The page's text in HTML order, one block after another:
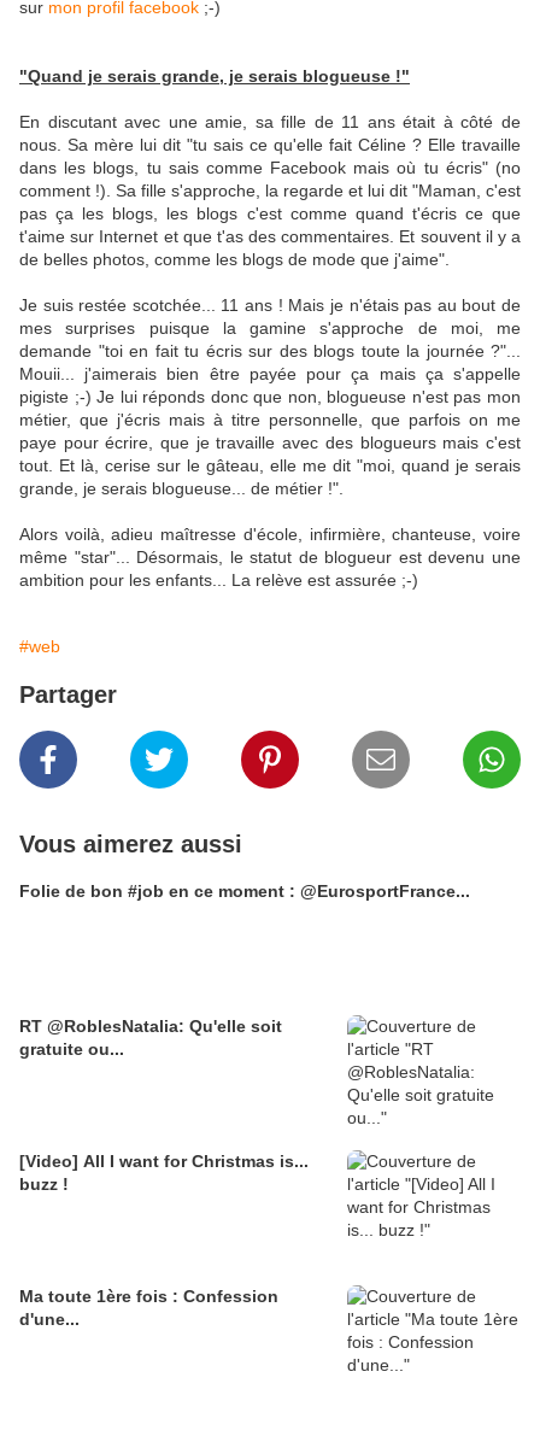
sur mon profil facebook ;-)
"Quand je serais grande, je serais blogueuse !"
En discutant avec une amie, sa fille de 11 ans était à côté de
nous. Sa mère lui dit "tu sais ce qu'elle fait Céline ? Elle travaille
dans les blogs, tu sais comme Facebook mais où tu écris" (no
comment !). Sa fille s'approche, la regarde et lui dit "Maman, c'est
pas ça les blogs, les blogs c'est comme quand t'écris ce que
t'aime sur Internet et que t'as des commentaires. Et souvent il y a
de belles photos, comme les blogs de mode que j'aime".
Je suis restée scotchée... 11 ans ! Mais je n'étais pas au bout de
mes surprises puisque la gamine s'approche de moi, me
demande "toi en fait tu écris sur des blogs toute la journée ?"...
Mouii... j'aimerais bien être payée pour ça mais ça s'appelle
pigiste ;-) Je lui réponds donc que non, blogueuse n'est pas mon
métier, que j'écris mais à titre personnelle, que parfois on me
paye pour écrire, que je travaille avec des blogueurs mais c'est
tout. Et là, cerise sur le gâteau, elle me dit "moi, quand je serais
grande, je serais blogueuse... de métier !".
Alors voilà, adieu maîtresse d'école, infirmière, chanteuse, voire
même "star"... Désormais, le statut de blogueur est devenu une
ambition pour les enfants... La relève est assurée ;-)
#web
Partager
Vous aimerez aussi
Folie de bon #job en ce moment : @EurosportFrance...
RT @RoblesNatalia: Qu'elle soit
gratuite ou...
[Video] All I want for Christmas is...
buzz !
Ma toute 1ère fois : Confession
d'une...